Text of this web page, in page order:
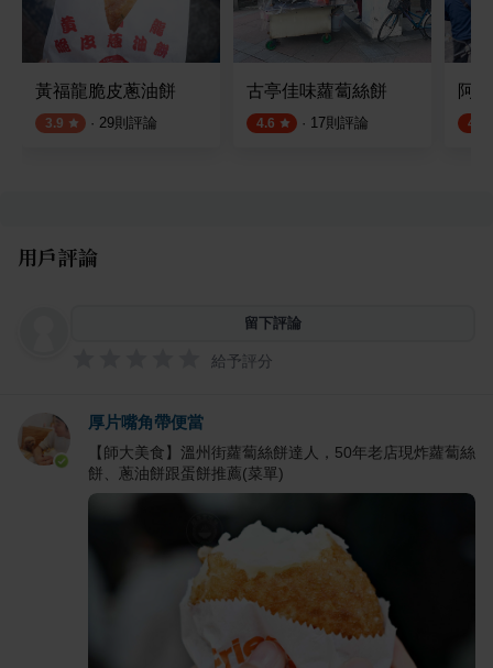
黃福龍脆皮蔥油餅
3.9 · 29則評論
古亭佳味蘿蔔絲餅
4.6 · 17則評論
阿
4.5
用戶評論
留下評論
給予評分
厚片嘴角帶便當
【師大美食】溫州街蘿蔔絲餅達人，50年老店現炸蘿蔔絲
餅、蔥油餅跟蛋餅推薦(菜單)